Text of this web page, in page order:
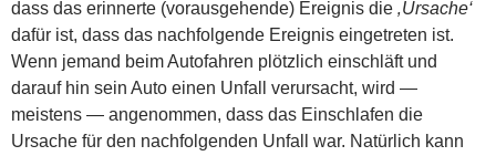
dass das erinnerte (vorausgehende) Ereignis die ‚Ursache‘
dafür ist, dass das nachfolgende Ereignis eingetreten ist.
Wenn jemand beim Autofahren plötzlich einschläft und
darauf hin sein Auto einen Unfall verursacht, wird —
meistens — angenommen, dass das Einschlafen die
Ursache für den nachfolgenden Unfall war. Natürlich kann